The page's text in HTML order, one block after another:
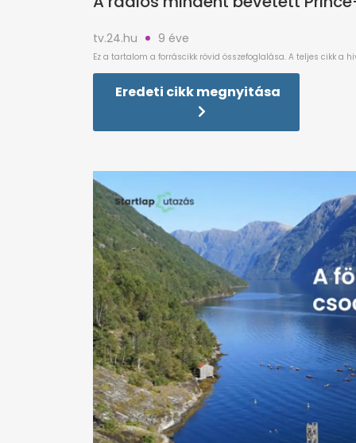
tv.24.hu 9 éve
Eredeti cikk megnyitása